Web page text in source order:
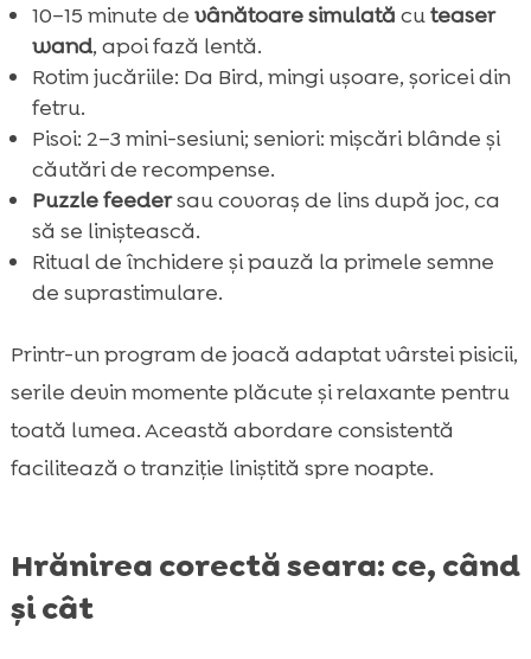
10–15 minute de vânătoare simulată cuteaser
wand, apoi fază lentă.
Rotim jucăriile: Da Bird, mingi ușoare, șoricei din
fetru.
Pisoi: 2–3 mini-sesiuni; seniori: mișcări blânde și
căutări de recompense.
Puzzle feedersau covoraș de lins după joc, ca
să se liniștească.
Ritual de închidere și pauză la primele semne
de suprastimulare.
Printr-un program de joacă adaptat vârstei pisicii,
serile devin momente plăcute și relaxante pentru
toată lumea. Această abordare consistentă
facilitează o tranziție liniștită spre noapte.
Hrănirea corectă seara: ce, când
și cât